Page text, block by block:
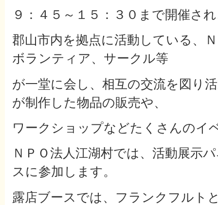
９：４５～１５：３０まで開催さ
郡山市内を拠点に活動している、
ボランティア、サークル等
が一堂に会し、相互の交流を図り
が制作した物品の販売や、
ワークショップなどたくさんのイ
ＮＰＯ法人江湖村では、活動展示
スに参加します。
露店ブースでは、フランクフルト